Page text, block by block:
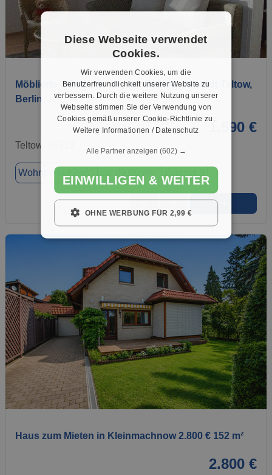
Möblierte 3-Zi-Wohnung mit Balkon, Altstadt Teltow,
Berlin…
1.590 €
Teltow, 14513
Wohnen auf Zeit
★ ➦
1 / 1
Haus zum Mieten in Kleinmachnow 2.800 € 152 m²
2.800 €
Diese Webseite verwendet
Cookies.
Wir verwenden Cookies, um die
Benutzerfreundlichkeit unserer Website zu
verbessern. Durch die weitere Nutzung unserer
Webseite stimmen Sie der Verwendung von
Cookies gemäß unserer Cookie-Richtlinie zu.
Weitere Informationen / Datenschutz
Alle Partner anzeigen (602) →
EINWILLIGEN & WEITER
OHNE WERBUNG FÜR 2,99 €